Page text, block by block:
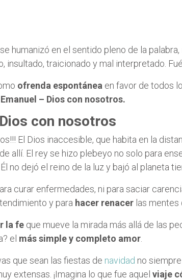
humanizó en el sentido pleno de la
insultado, traicionado y mal interpretado.
ofrenda espontánea en favor de todos
Emanuel – Dios con nosotros.
con nosotros
El Dios inaccesible, que habita en la
allí. El rey se hizo plebeyo no solo para
Él no dejó el reino de la luz y bajó al planeta
curar enfermedades, ni para saciar
y para hacer renacer las mentes
la fe que mueve la mirada más allá de las
el más simple y completo amor
que sean las fiestas de navidad no
extensas. ¡Imagina lo que fue aquel viaje